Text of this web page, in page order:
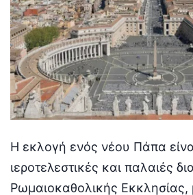
Η εκλογή ενός νέου Πάπα
ιεροτελεστικές και παλαιές
Ρωμαιοκαθολικής Εκκλησίας,